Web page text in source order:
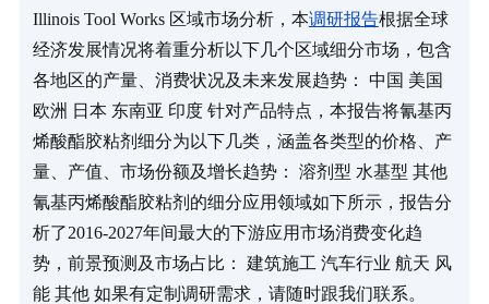
Illinois Tool Works 区域市场分析，本调研报告根据全球
经济发展情况将着重分析以下几个区域细分市场，包含
各地区的产量、消费状况及未来发展趋势： 中国 美国
欧洲 日本 东南亚 印度 针对产品特点，本报告将氰基丙
烯酸酯胶粘剂细分为以下几类，涵盖各类型的价格、产
量、产值、市场份额及增长趋势： 溶剂型 水基型 其他
氰基丙烯酸酯胶粘剂的细分应用领域如下所示，报告分
析了2016-2027年间最大的下游应用市场消费变化趋
势，前景预测及市场占比： 建筑施工 汽车行业 航天 风
能 其他 如果有定制调研需求，请随时跟我们联系。